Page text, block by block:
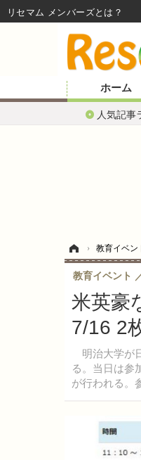
ホーム
人気記事
› 教育イベン
米英豪
7/16 2
明治大学が
る。当日は参
が行われる。
教育イベント
リセマム メンバーズ